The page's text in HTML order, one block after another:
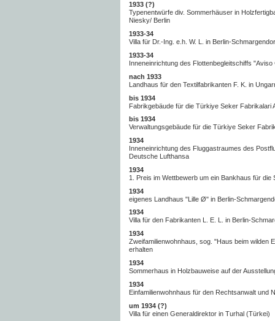
1933 (?)
Typenentwürfe div. Sommerhäuser in
Niesky/ Berlin
1933-34
Villa für Dr.-Ing. e.h. W. L. in Berlin-
1933-34
Inneneinrichtung des Flottenbegleitschiffs
nach 1933
Landhaus für den Textilfabrikanten F. K. in
bis 1934
Fabrikgebäude für die Türkiye Seker Fabrikalari
bis 1934
Verwaltungsgebäude für die Türkiye Seker
1934
Inneneinrichtung des Fluggastraumes des
Deutsche Lufthansa
1934
1. Preis im Wettbewerb um ein Bankhaus für
1934
eigenes Landhaus "Lille Ø" in Berlin-
1934
Villa für den Fabrikanten L. E. L. in Berlin-
1934
Zweifamilienwohnhaus, sog. "Haus beim wilden
erhalten
1934
Sommerhaus in Holzbauweise auf der
1934
Einfamilienwohnhaus für den Rechtsanwalt und
um 1934 (?)
Villa für einen Generaldirektor in Turhal (Türkei)